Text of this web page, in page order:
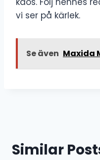
vi ser på kärlek.
Se även Maxida
Similar